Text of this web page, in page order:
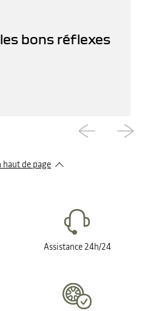
bons réflexes
haut de page​
Assistance 24h/24